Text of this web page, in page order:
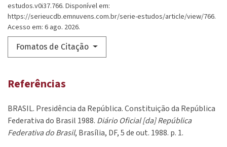
estudos.v0i37.766. Disponível em:
https://serieucdb.emnuvens.com.br/serie-estudos/article/view/766.
Acesso em: 6 ago. 2026.
Fomatos de Citação
Referências
BRASIL. Presidência da República. Constituição da República
Federativa do Brasil 1988. Diário Oficial [da] República
Federativa do Brasil, Brasília, DF, 5 de out. 1988. p. 1.